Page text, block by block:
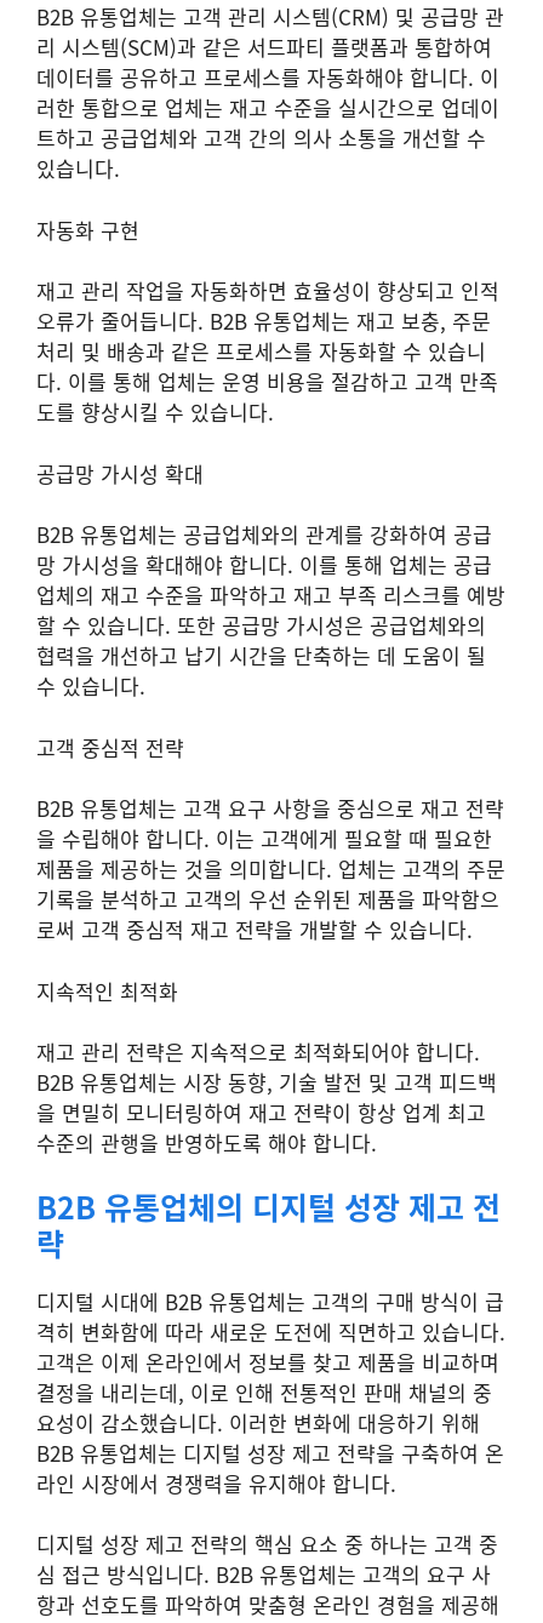
B2B 유통업체는 고객 관리 시스템(CRM) 및 공급망 관
리 시스템(SCM)과 같은 서드파티 플랫폼과 통합하여
데이터를 공유하고 프로세스를 자동화해야 합니다. 이
러한 통합으로 업체는 재고 수준을 실시간으로 업데이
트하고 공급업체와 고객 간의 의사 소통을 개선할 수
있습니다.
자동화 구현
재고 관리 작업을 자동화하면 효율성이 향상되고 인적
오류가 줄어듭니다. B2B 유통업체는 재고 보충, 주문
처리 및 배송과 같은 프로세스를 자동화할 수 있습니
다. 이를 통해 업체는 운영 비용을 절감하고 고객 만족
도를 향상시킬 수 있습니다.
공급망 가시성 확대
B2B 유통업체는 공급업체와의 관계를 강화하여 공급
망 가시성을 확대해야 합니다. 이를 통해 업체는 공급
업체의 재고 수준을 파악하고 재고 부족 리스크를 예방
할 수 있습니다. 또한 공급망 가시성은 공급업체와의
협력을 개선하고 납기 시간을 단축하는 데 도움이 될
수 있습니다.
고객 중심적 전략
B2B 유통업체는 고객 요구 사항을 중심으로 재고 전략
을 수립해야 합니다. 이는 고객에게 필요할 때 필요한
제품을 제공하는 것을 의미합니다. 업체는 고객의 주문
기록을 분석하고 고객의 우선 순위된 제품을 파악함으
로써 고객 중심적 재고 전략을 개발할 수 있습니다.
지속적인 최적화
재고 관리 전략은 지속적으로 최적화되어야 합니다.
B2B 유통업체는 시장 동향, 기술 발전 및 고객 피드백
을 면밀히 모니터링하여 재고 전략이 항상 업계 최고
수준의 관행을 반영하도록 해야 합니다.
B2B 유통업체의 디지털 성장 제고 전
략
디지털 시대에 B2B 유통업체는 고객의 구매 방식이 급
격히 변화함에 따라 새로운 도전에 직면하고 있습니다.
고객은 이제 온라인에서 정보를 찾고 제품을 비교하며
결정을 내리는데, 이로 인해 전통적인 판매 채널의 중
요성이 감소했습니다. 이러한 변화에 대응하기 위해
B2B 유통업체는 디지털 성장 제고 전략을 구축하여 온
라인 시장에서 경쟁력을 유지해야 합니다.
디지털 성장 제고 전략의 핵심 요소 중 하나는 고객 중
심 접근 방식입니다. B2B 유통업체는 고객의 요구 사
항과 선호도를 파악하여 맞춤형 온라인 경험을 제공해